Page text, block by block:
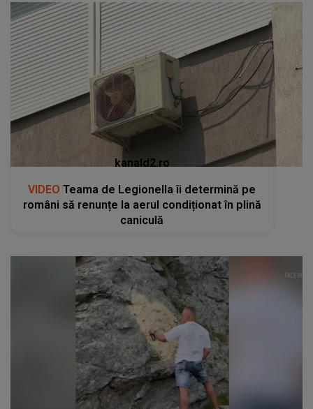
kanald2.ro
VIDEO Teama de Legionella îi determină pe
români să renunțe la aerul condiționat în plină
caniculă